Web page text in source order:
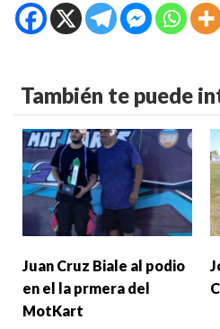
También te puede
Juan Cruz Biale al podio
en el la prmera del
MotKart